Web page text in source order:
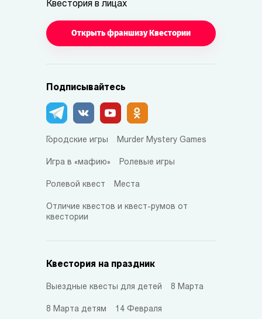
Квестория в лицах
Открыть франшизу Квестории
Подписывайтесь
Городские игры Murder Mystery Games
Игра в «мафию» Ролевые игры
Ролевой квест Места
Отличие квестов и квест-румов от
квестории
Квестория на праздник
Выездные квесты для детей 8 Марта
8 Марта детям 14 Февраля